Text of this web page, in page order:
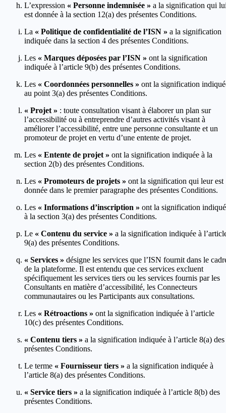
L’expression « Personne indemnisée » a la signification qui
est donnée à la section 12(a) des présentes Conditions.
La « Politique de confidentialité de l’ISN » a la signification
indiquée dans la section 4 des présentes Conditions.
Les « Marques déposées par l’ISN » ont la signification
indiquée à l’article 9(b) des présentes Conditions.
Les « Coordonnées personnelles » ont la signification
au point 3(a) des présentes Conditions.
« Projet » : toute consultation visant à élaborer un plan sur
l’accessibilité ou à entreprendre d’autres activités visant à
améliorer l’accessibilité, entre une personne consultante et un
promoteur de projet en vertu d’une entente de projet.
Les « Entente de projet » ont la signification indiquée à la
section 2(b) des présentes Conditions.
Les « Promoteurs de projets » ont la signification qui leur est
donnée dans le premier paragraphe des présentes Conditions.
Les « Informations d’inscription » ont la signification
à la section 3(a) des présentes Conditions.
Le « Contenu du service » a la signification indiquée à
9(a) des présentes Conditions.
« Services » désigne les services que l’ISN fournit dans le
de la plateforme. Il est entendu que ces services excluent
spécifiquement les services tiers ou les services fournis par les
Consultants en matière d’accessibilité, les Connecteurs
communautaires ou les Participants aux consultations.
Les « Rétroactions » ont la signification indiquée à l’article
10(c) des présentes Conditions.
« Contenu tiers » a la signification indiquée à l’article 8(a) des
présentes Conditions.
Le terme « Fournisseur tiers » a la signification indiquée à
l’article 8(a) des présentes Conditions.
« Service tiers » a la signification indiquée à l’article 8(b) des
présentes Conditions.